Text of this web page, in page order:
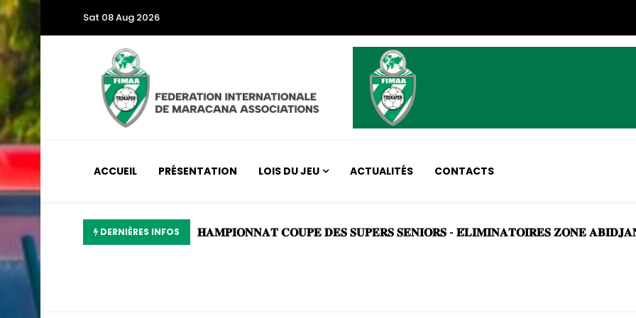
Sat 08 Aug 2026
ACCUEIL PRÉSENTATION LOIS DU JEU ACTUALITÉS CONTACTS
DERNIÈRES INFOS 𝐇𝐀𝐌𝐏𝐈𝐎𝐍𝐍𝐀𝐓 𝐂𝐎𝐔𝐏𝐄 𝐃𝐄𝐒 𝐒𝐔𝐏𝐄𝐑𝐒 𝐒𝐄𝐍𝐈𝐎𝐑𝐒 - 𝐄́𝐋𝐈𝐌𝐈𝐍𝐀𝐓𝐎𝐈𝐑𝐄𝐒 𝐙𝐎𝐍𝐄